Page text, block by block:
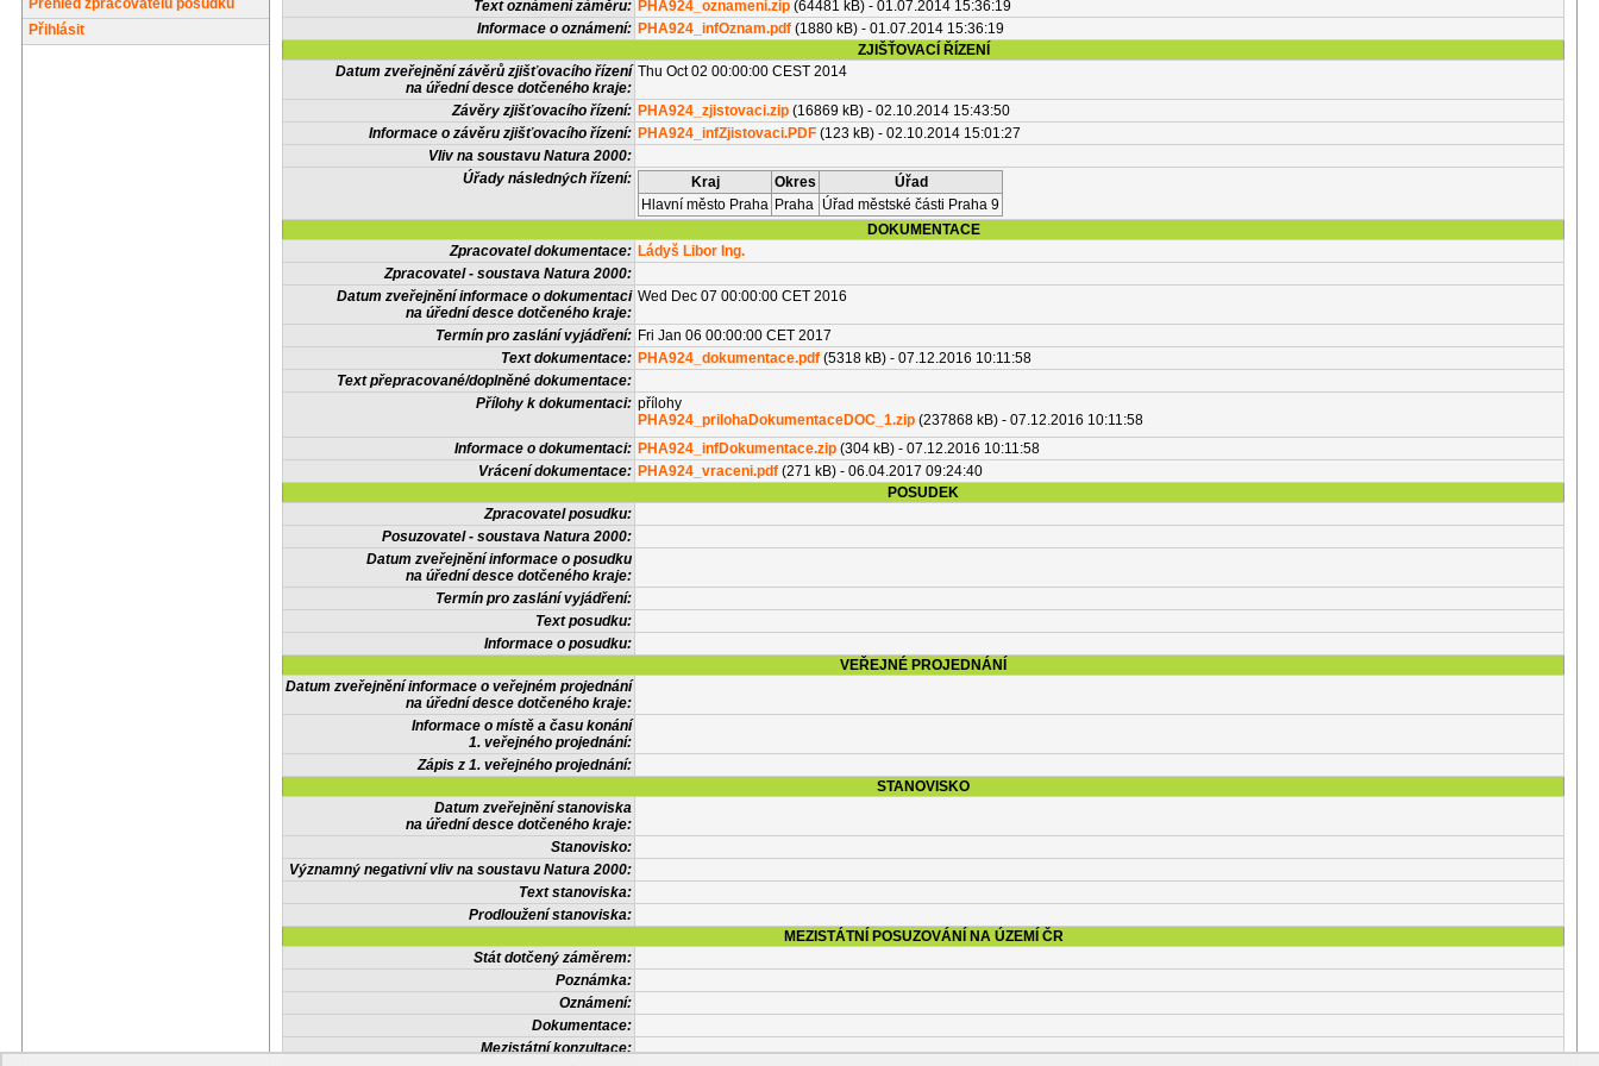
Přehled zpracovatelů posudků
Přihlásit
Text oznámení záměru: PHA924_oznameni.zip (64481 kB) - 01.07.2014 15:36:19
Informace o oznámení: PHA924_infOznam.pdf (1880 kB) - 01.07.2014 15:36:19
ZJIŠŤOVACÍ ŘÍZENÍ
Datum zveřejnění závěrů zjišťovacího řízení
na úřední desce dotčeného kraje:
Thu Oct 02 00:00:00 CEST 2014
Závěry zjišťovacího řízení: PHA924_zjistovaci.zip (16869 kB) - 02.10.2014 15:43:50
Informace o závěru zjišťovacího řízení: PHA924_infZjistovaci.PDF (123 kB) - 02.10.2014 15:01:27
Vliv na soustavu Natura 2000:
Úřady následných řízení:
Kraj Okres
Úřad
Hlavní město Praha Praha Úřad městské části Praha 9
DOKUMENTACE
Zpracovatel dokumentace: Ládyš Libor Ing.
Zpracovatel - soustava Natura 2000:
Datum zveřejnění informace o dokumentaci
na úřední desce dotčeného kraje:
Wed Dec 07 00:00:00 CET 2016
Termín pro zaslání vyjádření: Fri Jan 06 00:00:00 CET 2017
Text dokumentace: PHA924_dokumentace.pdf (5318 kB) - 07.12.2016 10:11:58
Text přepracované/doplněné dokumentace:
Přílohy k dokumentaci: přílohy
PHA924_prilohaDokumentaceDOC_1.zip (237868 kB) - 07.12.2016 10:11:58
Informace o dokumentaci: PHA924_infDokumentace.zip (304 kB) - 07.12.2016 10:11:58
Vrácení dokumentace: PHA924_vraceni.pdf (271 kB) - 06.04.2017 09:24:40
POSUDEK
Zpracovatel posudku:
Posuzovatel - soustava Natura 2000:
Datum zveřejnění informace o posudku
na úřední desce dotčeného kraje:
Termín pro zaslání vyjádření:
Text posudku:
Informace o posudku:
VEŘEJNÉ PROJEDNÁNÍ
Datum zveřejnění informace o veřejném projednání
na úřední desce dotčeného kraje:
Informace o místě a času konání
1. veřejného projednání:
Zápis z 1. veřejného projednání:
STANOVISKO
Datum zveřejnění stanoviska
na úřední desce dotčeného kraje:
Stanovisko:
Významný negativní vliv na soustavu Natura 2000:
Text stanoviska:
Prodloužení stanoviska:
MEZISTÁTNÍ POSUZOVÁNÍ NA ÚZEMÍ ČR
Stát dotčený záměrem:
Poznámka:
Oznámení:
Dokumentace:
Mezistátní konzultace: